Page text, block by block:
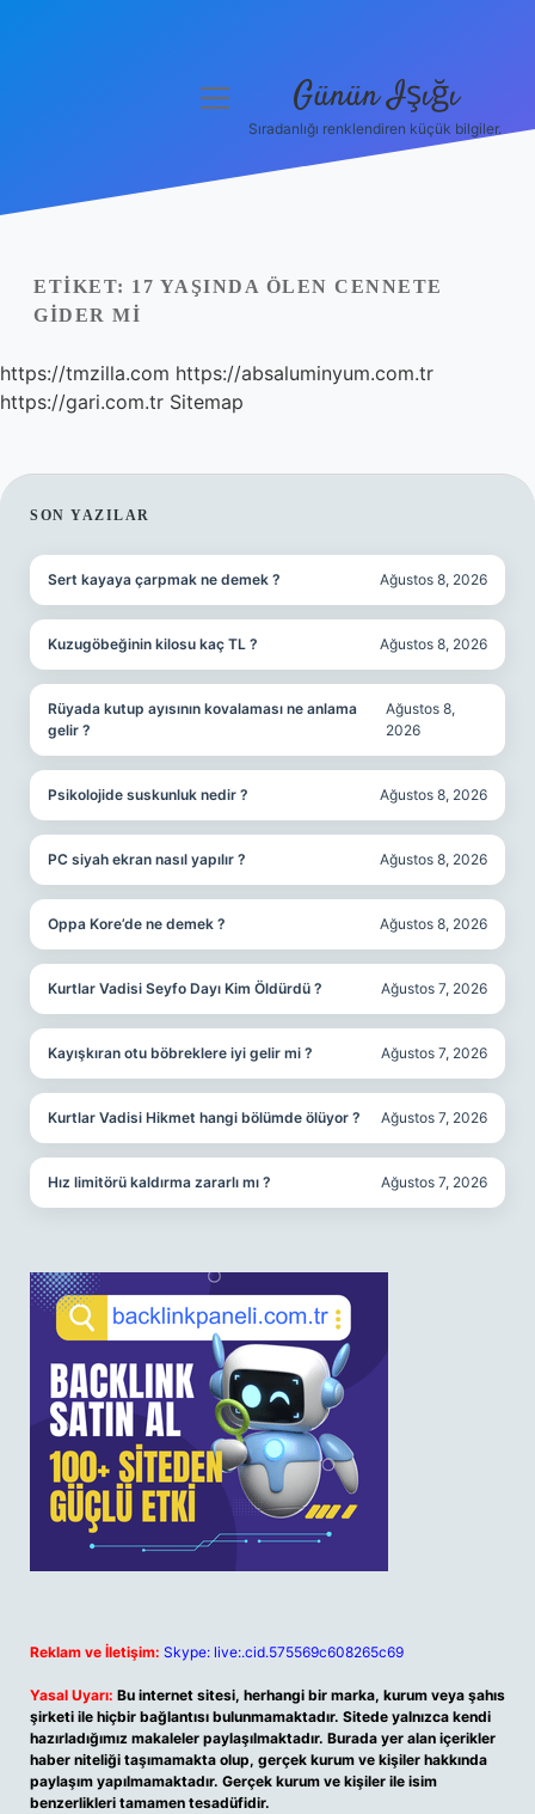
Yasal Uyarı
menüyü
Günün Işığı
Sıradanlığı renklendiren küçük bilgiler.
ETIKET: 17 YAŞINDA ÖLEN CENNETE
GIDER MI
https://tmzilla.com https://absaluminyum.com.tr
https://gari.com.tr Sitemap
SIDEBAR
SON YAZILAR
Sert kayaya çarpmak ne demek ? Ağustos 8, 2026
Kuzugöbeğinin kilosu kaç TL ? Ağustos 8, 2026
Rüyada kutup ayısının kovalaması ne anlama
gelir ?
Ağustos 8,
2026
Psikolojide suskunluk nedir ? Ağustos 8, 2026
PC siyah ekran nasıl yapılır ? Ağustos 8, 2026
Oppa Kore’de ne demek ? Ağustos 8, 2026
Kurtlar Vadisi Seyfo Dayı Kim Öldürdü ? Ağustos 7, 2026
Kayışkıran otu böbreklere iyi gelir mi ? Ağustos 7, 2026
Kurtlar Vadisi Hikmet hangi bölümde ölüyor ? Ağustos 7, 2026
Hız limitörü kaldırma zararlı mı ? Ağustos 7, 2026
Reklam ve İletişim: Skype: live:.cid.575569c608265c69
Yasal Uyarı: Bu internet sitesi, herhangi bir marka, kurum veya şahıs
şirketi ile hiçbir bağlantısı bulunmamaktadır. Sitede yalnızca kendi
hazırladığımız makaleler paylaşılmaktadır. Burada yer alan içerikler
haber niteliği taşımamakta olup, gerçek kurum ve kişiler hakkında
paylaşım yapılmamaktadır. Gerçek kurum ve kişiler ile isim
benzerlikleri tamamen tesadüfidir.